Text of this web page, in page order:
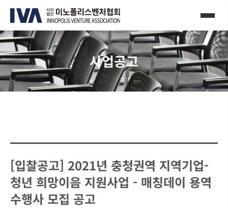
사업공고
[입찰공고] 2021년 충청권역 지역기업-
청년 희망이음 지원사업 - 매칭데이 용역
수행사 모집 공고